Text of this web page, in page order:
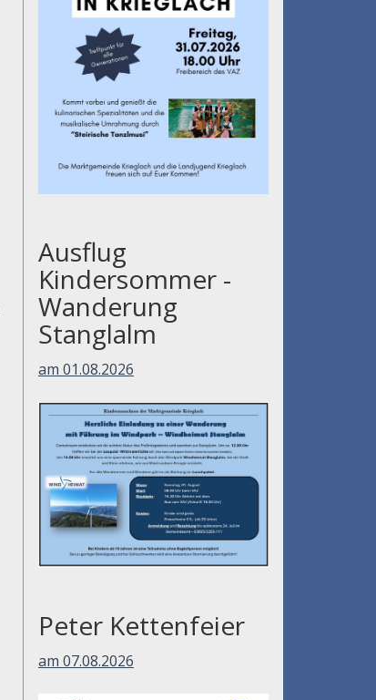
Ausflug
Kindersommer -
Wanderung
Stanglalm
am 01.08.2026
Peter Kettenfeier
am 07.08.2026